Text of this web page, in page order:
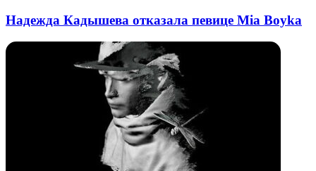
Надежда Кадышева отказала певице Mia Boyka